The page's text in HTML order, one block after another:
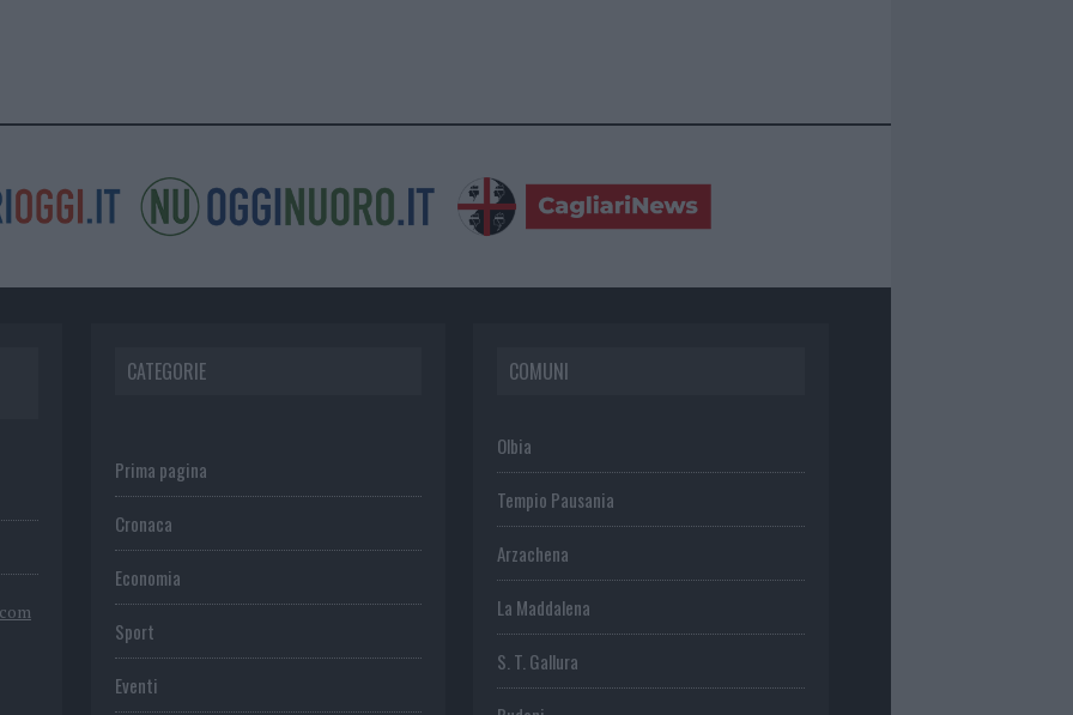
CATEGORIE
Prima pagina
Cronaca
Economia
Sport
Eventi
COMUNI
Olbia
Tempio Pausania
Arzachena
La Maddalena
S. T. Gallura